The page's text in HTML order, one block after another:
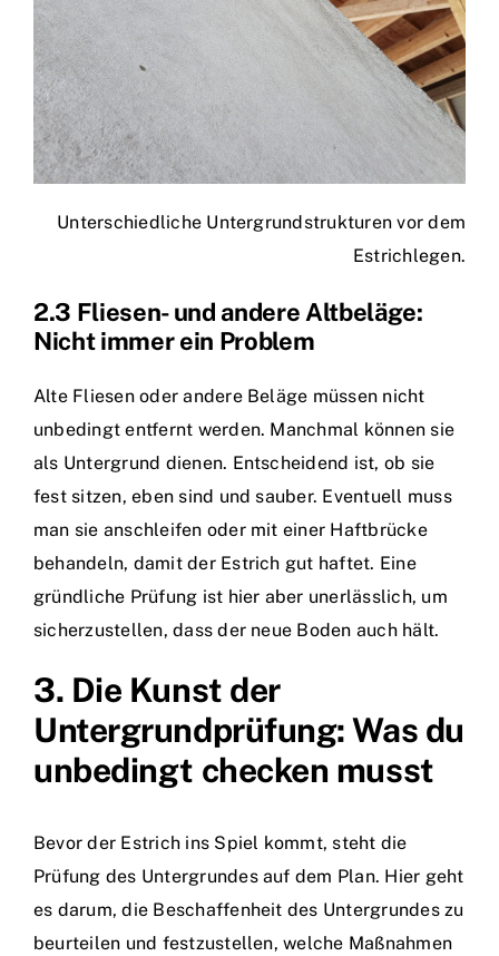
Unterschiedliche Untergrundstrukturen vor dem
Estrichlegen.
2.3 Fliesen- und andere Altbeläge:
Nicht immer ein Problem
Alte Fliesen oder andere Beläge müssen nicht
unbedingt entfernt werden. Manchmal können sie
als Untergrund dienen. Entscheidend ist, ob sie
fest sitzen, eben sind und sauber. Eventuell muss
man sie anschleifen oder mit einer Haftbrücke
behandeln, damit der Estrich gut haftet. Eine
gründliche Prüfung ist hier aber unerlässlich, um
sicherzustellen, dass der neue Boden auch hält.
3. Die Kunst der
Untergrundprüfung: Was du
unbedingt checken musst
Bevor der Estrich ins Spiel kommt, steht die
Prüfung des Untergrundes auf dem Plan. Hier geht
es darum, die Beschaffenheit des Untergrundes zu
beurteilen und festzustellen, welche Maßnahmen